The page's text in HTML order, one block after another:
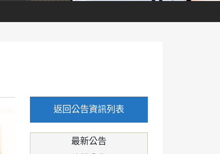
返回公告資訊列表
最新公告